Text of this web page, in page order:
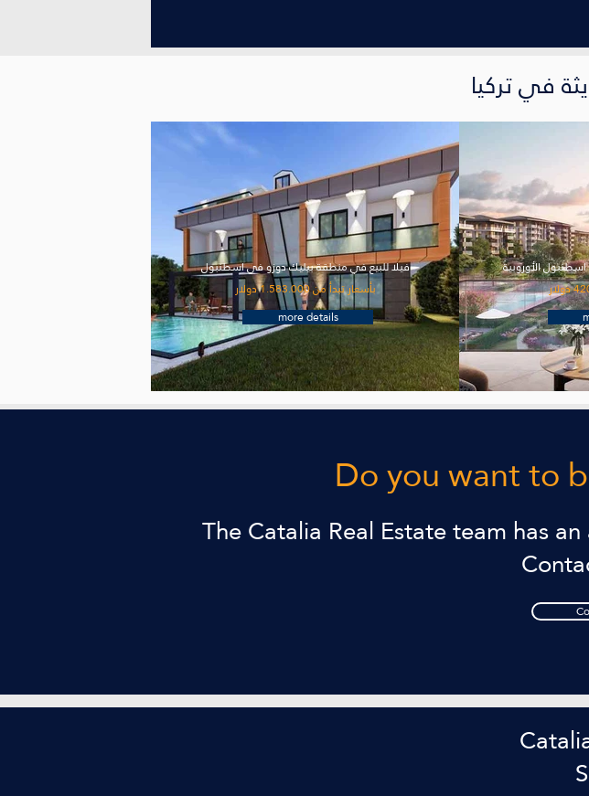
في تركيا
فيلا للبيع في منطقة بيليك دوزو في اسطنبول
بأسعار تبدأ من 1.583.000 دولار
more details
الأوروبية
Do you want to
The Catalia Real Estate team has